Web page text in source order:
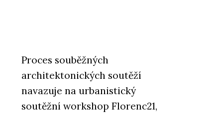
Proces souběžných
architektonických soutěží
navazuje na urbanistický
soutěžní workshop Florenc21,